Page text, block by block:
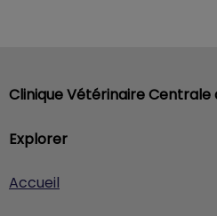
Explorer
Accueil
Clinique Vétérinaire Centrale